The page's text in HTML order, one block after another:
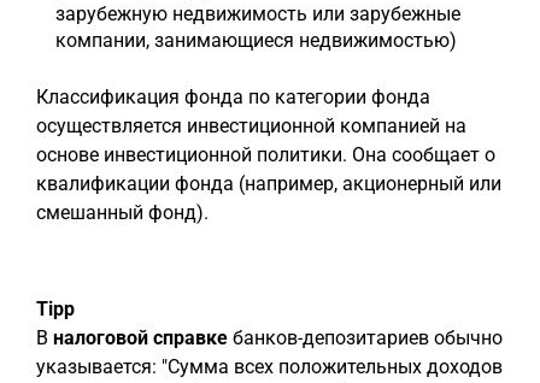
зарубежную недвижимость или зарубежные
компании, занимающиеся недвижимостью)
Классификация фонда по категории фонда
осуществляется инвестиционной компанией на
основе инвестиционной политики. Она сообщает о
квалификации фонда (например, акционерный или
смешанный фонд).
Tipp
В налоговой справке банков-депозитариев обычно
указывается: "Сумма всех положительных доходов